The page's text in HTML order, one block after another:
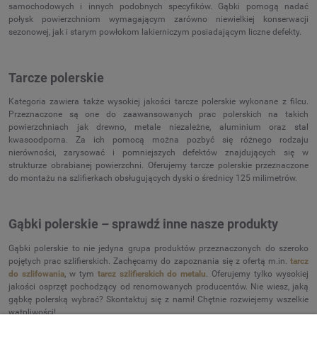
samochodowych i innych podobnych specyfików. Gąbki pomogą nadać
połysk powierzchniom wymagającym zarówno niewielkiej konserwacji
sezonowej, jak i starym powłokom lakierniczym posiadającym liczne defekty.
Tarcze polerskie
Kategoria zawiera także wysokiej jakości tarcze polerskie wykonane z filcu.
Przeznaczone są one do zaawansowanych prac polerskich na takich
powierzchniach jak drewno, metale niezależne, aluminium oraz stal
kwasoodporna. Za ich pomocą można pozbyć się różnego rodzaju
nierówności, zarysować i pomniejszych defektów znajdujących się w
strukturze obrabianej powierzchni. Oferujemy tarcze polerskie przeznaczone
do montażu na szlifierkach obsługujących dyski o średnicy 125 milimetrów.
Gąbki polerskie – sprawdź inne nasze produkty
Gąbki polerskie to nie jedyna grupa produktów przeznaczonych do szeroko
pojętych prac szlifierskich. Zachęcamy do zapoznania się z ofertą m.in. tarcz
do szlifowania, w tym tarcz szlifierskich do metalu. Oferujemy tylko wysokiej
jakości osprzęt pochodzący od renomowanych producentów. Nie wiesz, jaką
gąbkę polerską wybrać? Skontaktuj się z nami! Chętnie rozwiejemy wszelkie
wątpliwości!